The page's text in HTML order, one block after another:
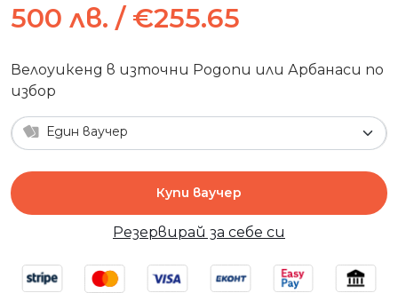
500 лв. / €255.65
Велоуикенд в източни Родопи или Арбанаси по
избор
Един ваучер
Купи ваучер
Резервирай за себе си